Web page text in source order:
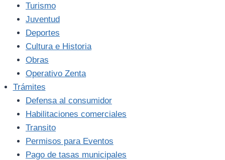
Turismo
Juventud
Deportes
Cultura e Historia
Obras
Operativo Zenta
Trámites
Defensa al consumidor
Habilitaciones comerciales
Transito
Permisos para Eventos
Pago de tasas municipales